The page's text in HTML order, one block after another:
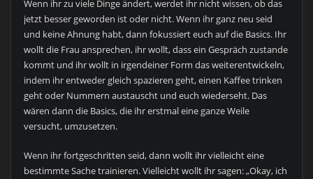
Wenn ihr zu viele Dinge ändert, werdet ihr nicht wissen, ob das
jetzt besser geworden ist oder nicht. Wenn ihr ganz neu seid
und keine Ahnung habt, dann fokussiert euch auf die Basics. Ihr
wollt die Frau ansprechen, ihr wollt, dass ein Gespräch zustande
kommt und ihr wollt in irgendeiner Form das weiterentwickeln,
indem ihr entweder gleich spazieren geht, einen Kaffee trinken
geht oder Nummern austauscht und euch wiederseht. Das
wären dann die Basics, die ihr erstmal eine ganze Weile
versucht, umzusetzen.
Wenn ihr fortgeschritten seid, dann wollt ihr vielleicht eine
bestimmte Sache trainieren. Vielleicht wollt ihr sagen: „Okay, ich